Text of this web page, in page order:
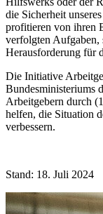
die Sicherheit
profitieren von ihren
verfolgten Aufgaben,
Herausforderung für
Die Initiative
Bundesministeriums
Arbeitgebern durch
helfen, die Situation
verbessern.
Stand: 18. Juli 2024